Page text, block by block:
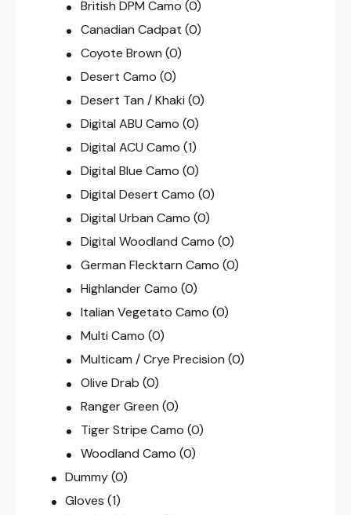
British DPM Camo (0)
Canadian Cadpat (0)
Coyote Brown (0)
Desert Camo (0)
Desert Tan / Khaki (0)
Digital ABU Camo (0)
Digital ACU Camo (1)
Digital Blue Camo (0)
Digital Desert Camo (0)
Digital Urban Camo (0)
Digital Woodland Camo (0)
German Flecktarn Camo (0)
Highlander Camo (0)
Italian Vegetato Camo (0)
Multi Camo (0)
Multicam / Crye Precision (0)
Olive Drab (0)
Ranger Green (0)
Tiger Stripe Camo (0)
Woodland Camo (0)
Dummy (0)
Gloves (1)